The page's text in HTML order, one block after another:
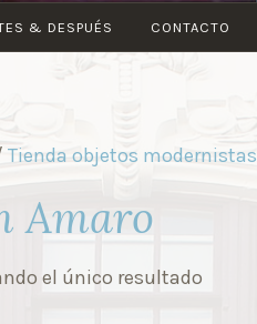
& DESPUÉS CONTACTO
Tienda objetos modernistas
Amaro
el único resultado